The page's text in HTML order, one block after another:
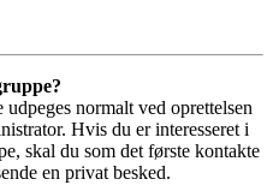
normalt ved oprettelsen
Hvis du er interesseret i
skal du som det første kontakte
en privat besked.